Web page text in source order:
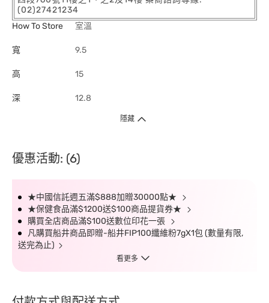
(02)27421234
How To Store
室溫
寬 9.5
高 15
深 12.8
隱藏
優惠活動: (6)
★中國信託週五滿$888加贈30000點★
★保健食品滿$1200送$100商品提貨券★
購買全店商品滿$100送數位印花一張
凡購買船井商品即贈-船井FIP100纖維粉7gX1包 (數量有限,
送完為止)
看更多